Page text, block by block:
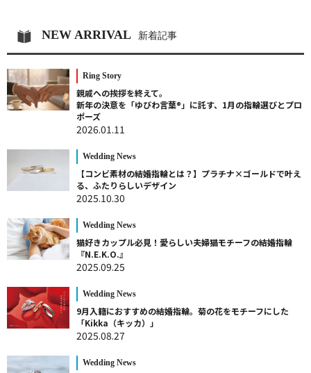
NEW ARRIVAL 新着記事
Ring Story
親戚への挨拶を終えて。
新年の決意を「ゆびわ言葉®」に託す、1月の指輪選びとプロ
ポーズ
2026.01.11
Wedding News
【コンビ素材の結婚指輪とは？】プラチナ×ゴールドで叶え
る、ふたりらしいデザイン
2025.10.30
Wedding News
猫好きカップル必見！愛らしい夫婦猫モチーフの結婚指輪
『N.E.K.O.』
2025.09.25
Wedding News
9月入籍におすすめの結婚指輪。菊の花をモチーフにした
「Kikka（キッカ）」
2025.08.27
Wedding News